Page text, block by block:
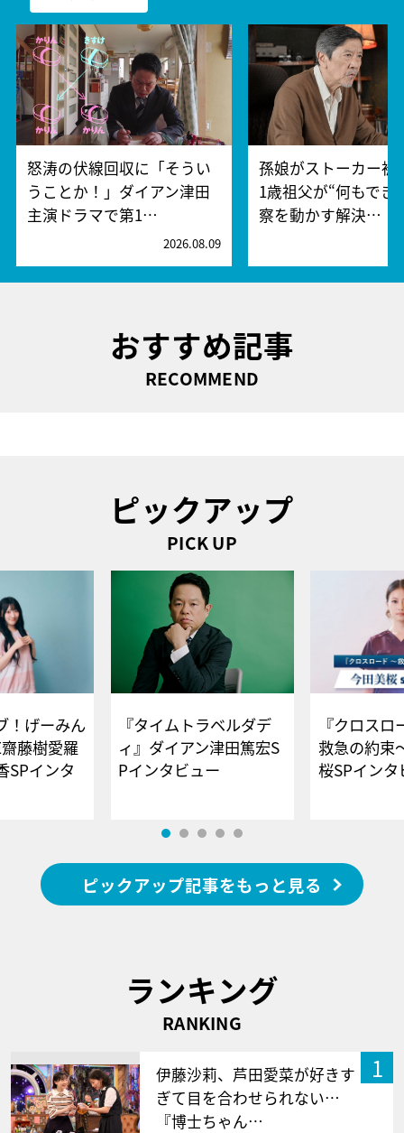
怒涛の伏線回収に「そうい
うことか！」ダイアン津田
主演ドラマで第1…
2026.08.09
孫娘がストーカー
1歳祖父が“何もでき
察を動かす解決…
おすすめ記事
RECOMMEND
ピックアップ
PICK UP
！げーみん
藤樹愛羅
SPインタ
『タイムトラベルダデ
ィ』ダイアン津田篤宏S
Pインタビュー
『クロス
救急の約束
桜SPイ
ピックアップ記事をもっと見る
ランキング
RANKING
1
伊藤沙莉、芦田愛菜が好きす
ぎて目を合わせられない…
『博士ちゃん…